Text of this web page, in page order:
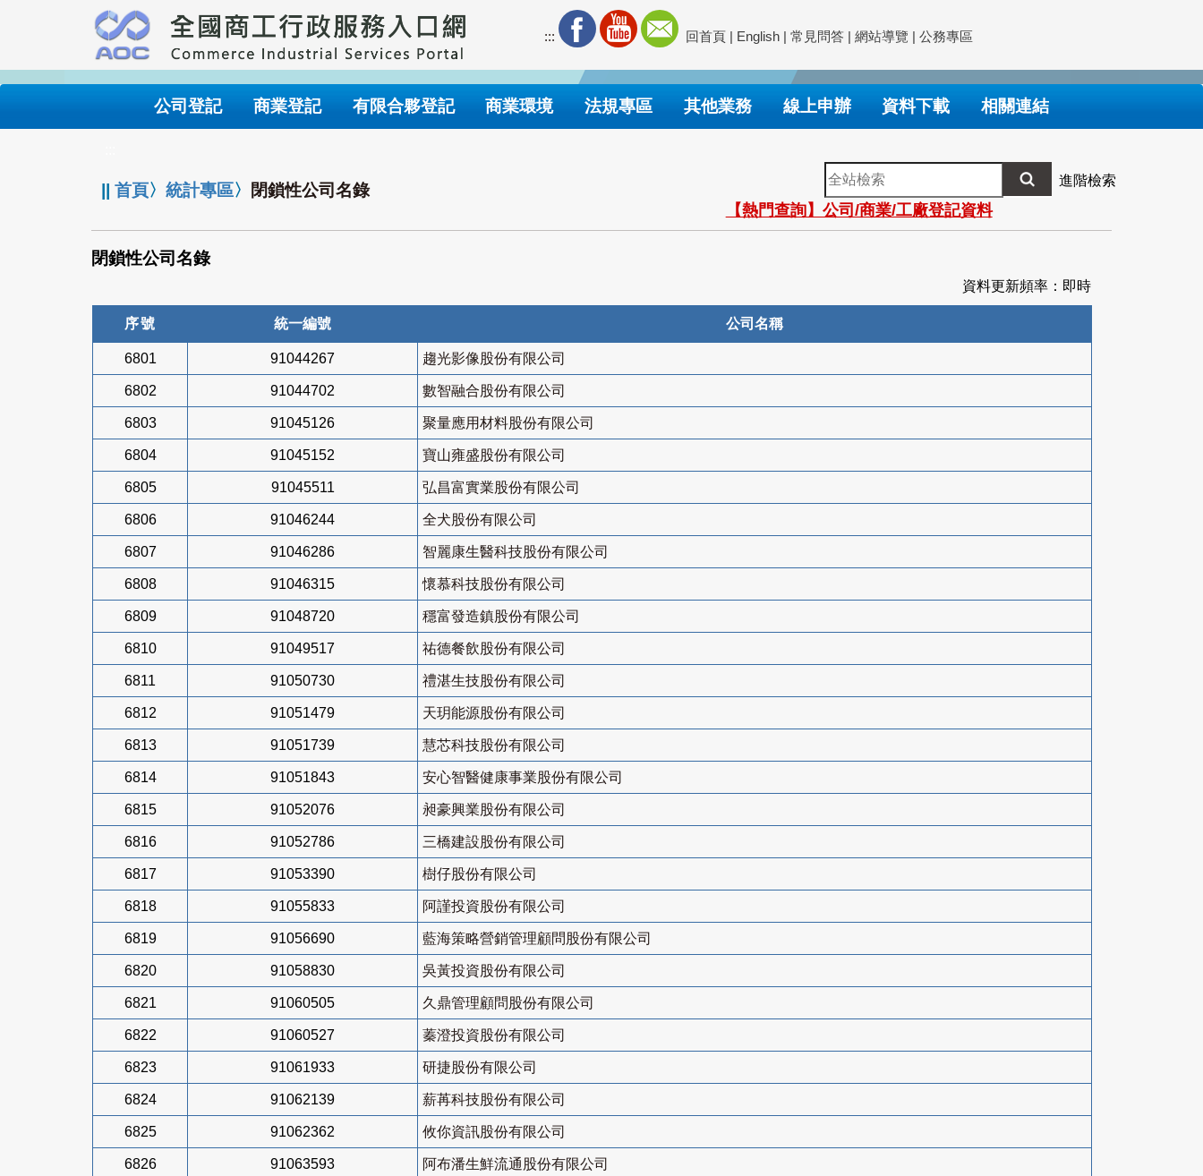
要
內
::: 回首頁 | English | 常見問答 | 網站導覽 | 公務專區
公司登記 商業登記 有限合夥登記 商業環境 法規專區 其他業務 線上申辦 資料下載 相關連結
||首頁〉統計專區〉 閉鎖性公司名錄
全
站
檢
索
進階檢索
【熱門查詢】公司/商業/工廠登記資料
閉鎖性公司名錄
資料更新頻率：即時
序號 統一編號 公司名稱
6801 91044267 趨光影像股份有限公司
6802 91044702 數智融合股份有限公司
6803 91045126 聚量應用材料股份有限公司
6804 91045152 寶山雍盛股份有限公司
6805 91045511 弘昌富實業股份有限公司
6806 91046244 全犬股份有限公司
6807 91046286 智麗康生醫科技股份有限公司
6808 91046315 懷慕科技股份有限公司
6809 91048720 穩富發造鎮股份有限公司
6810 91049517 祐德餐飲股份有限公司
6811 91050730 禮湛生技股份有限公司
6812 91051479 天玥能源股份有限公司
6813 91051739 慧芯科技股份有限公司
6814 91051843 安心智醫健康事業股份有限公司
6815 91052076 昶豪興業股份有限公司
6816 91052786 三橋建設股份有限公司
6817 91053390 樹仔股份有限公司
6818 91055833 阿謹投資股份有限公司
6819 91056690 藍海策略營銷管理顧問股份有限公司
6820 91058830 吳黃投資股份有限公司
6821 91060505 久鼎管理顧問股份有限公司
6822 91060527 蓁澄投資股份有限公司
6823 91061933 研捷股份有限公司
6824 91062139 薪苒科技股份有限公司
6825 91062362 攸你資訊股份有限公司
6826 91063593 阿布潘生鮮流通股份有限公司